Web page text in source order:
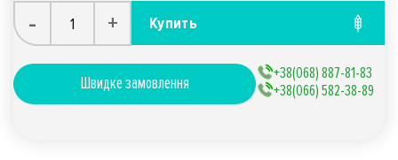
- + Купить
Швидке замовлення
+38(068) 887-81-83
+38(066) 582-38-89